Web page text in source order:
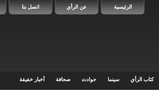
اتصل بنا عن الرأي الرئيسية
كتاب الرأي سينما حوادث صحافة أخبار خفيفة